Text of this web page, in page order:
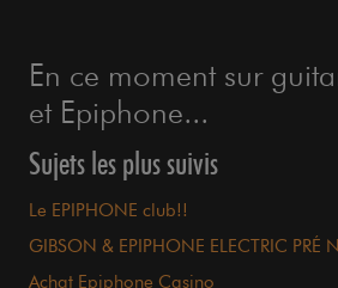
En ce moment sur
et Epiphone...
Sujets les plus suivis
Le EPIPHONE club!!
GIBSON & EPIPHONE ELECTRIC PRÉ
Achat Epiphone Casino